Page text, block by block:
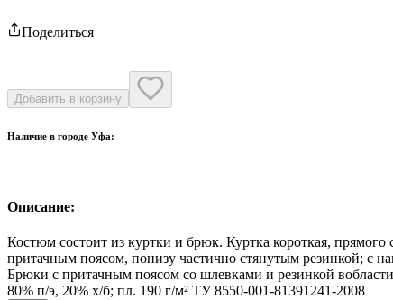
Поделиться
Добавить в корзину
Наличие в городе Уфа:
Описание:
Костюм состоит из куртки и брюк. Куртка короткая,
притачным поясом, понизу частично стянутым резинкой; с
Брюки с притачным поясом со шлевками и резинкой
80% п/э, 20% х/б; пл. 190 г/м² ТУ 8550-001-81391241-2008